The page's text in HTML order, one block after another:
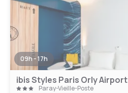
09h - 17h
ibis Styles Paris Orly Airport
Paray-Vieille-Poste